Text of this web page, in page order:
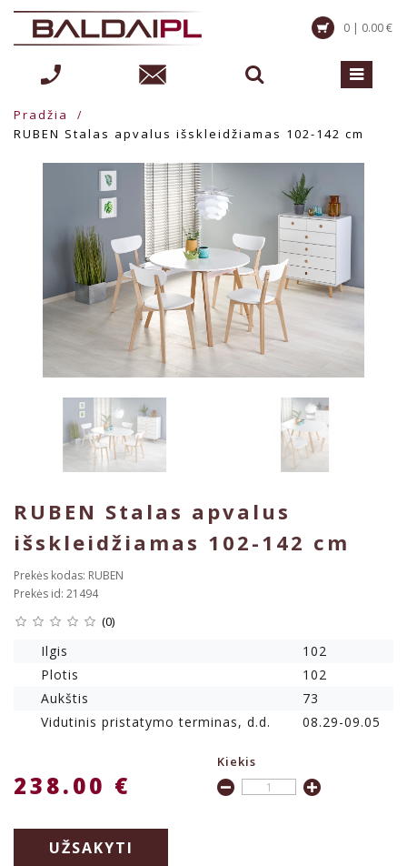
0 | 0.00 €
Pradžia
RUBEN Stalas apvalus išskleidžiamas 102-142 cm
RUBEN Stalas apvalus
išskleidžiamas 102-142 cm
Prekės kodas: RUBEN
Prekės id: 21494
(0)
Ilgis
102
Plotis
102
Aukštis
73
Vidutinis pristatymo terminas, d.d.
08.29-09.05
238.00 €
Kiekis
UŽSAKYTI